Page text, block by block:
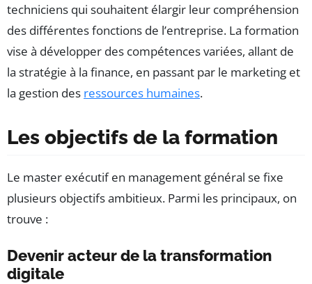
techniciens qui souhaitent élargir leur compréhension
des différentes fonctions de l’entreprise. La formation
vise à développer des compétences variées, allant de
la stratégie à la finance, en passant par le marketing et
la gestion des ressources humaines.
Les objectifs de la formation
Le master exécutif en management général se fixe
plusieurs objectifs ambitieux. Parmi les principaux, on
trouve :
Devenir acteur de la transformation
digitale